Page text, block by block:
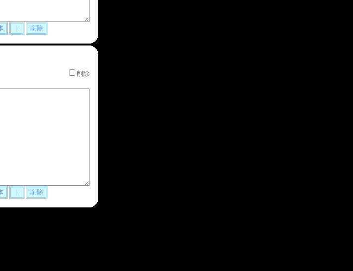
削除